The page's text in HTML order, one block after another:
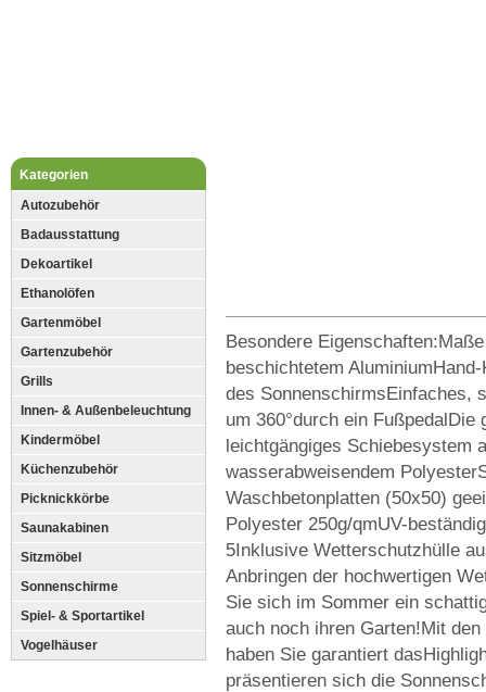
Kategorien
Autozubehör
Badausstattung
Dekoartikel
Ethanolöfen
Gartenmöbel
Gartenzubehör
Grills
Innen- & Außenbeleuchtung
Kindermöbel
Küchenzubehör
Picknickkörbe
Saunakabinen
Sitzmöbel
Sonnenschirme
Spiel- & Sportartikel
Vogelhäuser
Besondere
beschichtetem
des SonnenschirmsEinfaches,
um 360°durch ein
leichtgängiges Schiebesystem
wasserabweisendem
Waschbetonplatten (50x50)
Polyester 250g/qmUV-
5Inklusive Wetterschutzhülle
Anbringen der hochwertigen
Sie sich im Sommer ein
auch noch ihren Garten!Mit
haben Sie garantiert
präsentieren sich die